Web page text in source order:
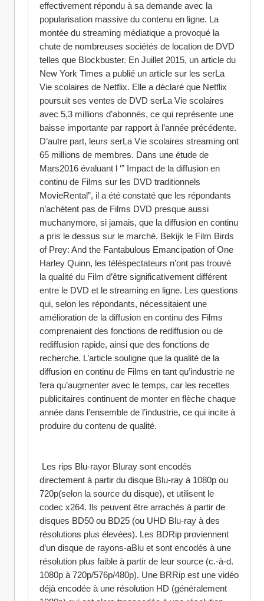
effectivement répondu à sa demande avec la
popularisation massive du contenu en ligne. La
montée du streaming médiatique a provoqué la
chute de nombreuses sociétés de location de DVD
telles que Blockbuster. En Juillet 2015, un article du
New York Times a publié un article sur les serLa
Vie scolaires de Netflix. Elle a déclaré que Netflix
poursuit ses ventes de DVD serLa Vie scolaires
avec 5,3 millions d’abonnés, ce qui représente une
baisse importante par rapport à l’année précédente.
D’autre part, leurs serLa Vie scolaires streaming ont
65 millions de membres. Dans une étude de
Mars2016 évaluant l ‘” Impact de la diffusion en
continu de Films sur les DVD traditionnels
MovieRental”, il a été constaté que les répondants
n’achètent pas de Films DVD presque aussi
muchanymore, si jamais, que la diffusion en continu
a pris le dessus sur le marché. Bekijk le Film Birds
of Prey: And the Fantabulous Emancipation of One
Harley Quinn, les téléspectateurs n’ont pas trouvé
la qualité du Film d’être significativement différent
entre le DVD et le streaming en ligne. Les questions
qui, selon les répondants, nécessitaient une
amélioration de la diffusion en continu des Films
comprenaient des fonctions de rediffusion ou de
rediffusion rapide, ainsi que des fonctions de
recherche. L’article souligne que la qualité de la
diffusion en continu de Films en tant qu’industrie ne
fera qu’augmenter avec le temps, car les recettes
publicitaires continuent de monter en flèche chaque
année dans l’ensemble de l’industrie, ce qui incite à
produire du contenu de qualité.
directement à partir du disque Blu-ray à 1080p ou
720p(selon la source du disque), et utilisent le
codec x264. Ils peuvent être arrachés à partir de
disques BD50 ou BD25 (ou UHD Blu-ray à des
résolutions plus élevées). Les BDRip proviennent
d’un disque de rayons-aBlu et sont encodés à une
résolution plus faible à partir de leur source (c.-à-d.
1080p à 720p/576p/480p). Une BRRip est une vidéo
déjà encodée à une résolution HD (généralement